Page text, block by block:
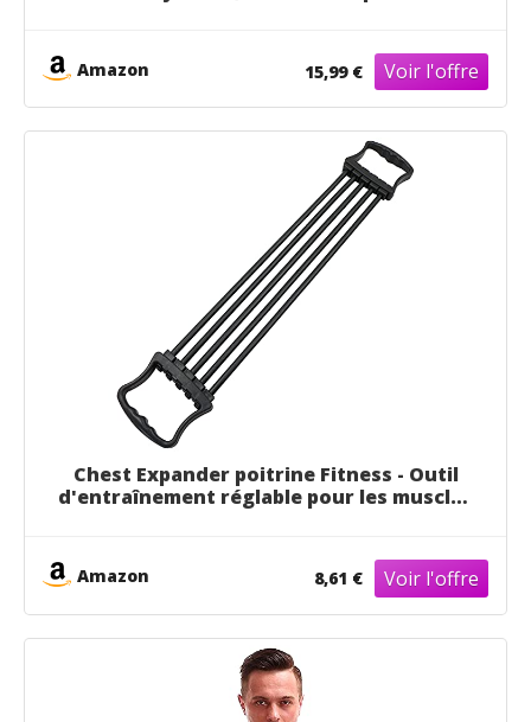
Amazon 15,99 €
Chest Expander poitrine Fitness - Outil
d'entraînement réglable pour les muscles
Amazon 8,61 €